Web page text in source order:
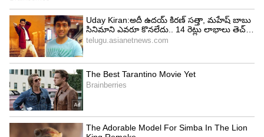
మైలేజ్ : రైడర్ బరువు, రోడ్డును బట్టి ఈ బైక్ లీటర్‌కు 70
నుంచి 85 కిలోమీటర్ల మైలేజ్ ఇస్తుంది.
ప్రత్యేకత : దీనిలోని 'కంఫర్ట్‌టెక్' (ComforTec) టెక్నాలజీ,
పొడవైన సస్పెన్షన్ వల్ల గతుకుల రోడ్లపై కూడా ప్రయాణం
సౌకర్యవంతంగా ఉంటుంది. అలసట అస్సలు ఉండదు.